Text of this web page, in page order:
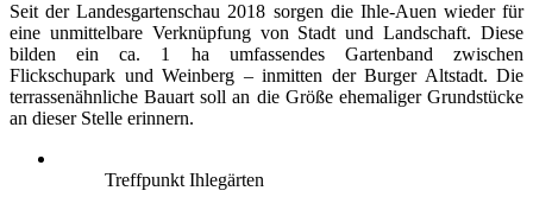
Seit der Landesgartenschau 2018 sorgen die Ihle-Auen wieder für
eine unmittelbare Verknüpfung von Stadt und Landschaft. Diese
bilden ein ca. 1 ha umfassendes Gartenband zwischen
Flickschupark und Weinberg – inmitten der Burger Altstadt. Die
terrassenähnliche Bauart soll an die Größe ehemaliger Grundstücke
an dieser Stelle erinnern.
Treffpunkt Ihlegärten